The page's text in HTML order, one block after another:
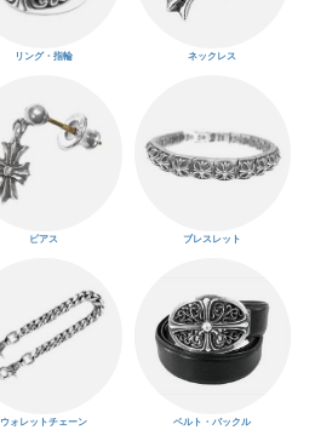
リング・指輪 ネックレス
ピアス ブレスレット
ウォレットチェーン ベルト・バックル